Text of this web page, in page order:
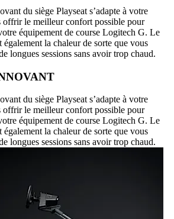
du siège Playseat s’adapte à votre
le meilleur confort possible pour
équipement de course Logitech G. Le
la chaleur de sorte que vous
longues sessions sans avoir trop chaud.
du siège Playseat s’adapte à votre
le meilleur confort possible pour
équipement de course Logitech G. Le
la chaleur de sorte que vous
longues sessions sans avoir trop chaud.